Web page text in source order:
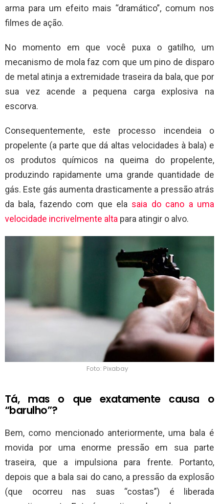
arma para um efeito mais “dramático”, comum nos
filmes de ação.
No momento em que você puxa o gatilho, um
mecanismo de mola faz com que um pino de disparo
de metal atinja a extremidade traseira da bala, que por
sua vez acende a pequena carga explosiva na
escorva.
Consequentemente, este processo incendeia o
propelente (a parte que dá altas velocidades à bala) e
os produtos químicos na queima do propelente,
produzindo rapidamente uma grande quantidade de
gás. Este gás aumenta drasticamente a pressão atrás
da bala, fazendo com que ela saia do cano a uma
velocidade incrivelmente alta para atingir o alvo.
Foto: Pixabay
Tá, mas o que exatamente causa o
“barulho”?
Bem, como mencionado anteriormente, uma bala é
movida por uma enorme pressão em sua parte
traseira, que a impulsiona para frente. Portanto,
depois que a bala sai do cano, a pressão da explosão
(que ocorreu nas suas “costas”) é liberada